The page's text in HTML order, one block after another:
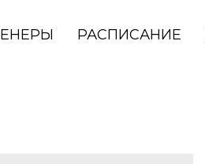
РАСПИСАНИЕ